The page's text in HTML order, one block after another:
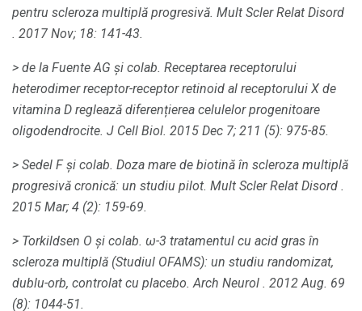
pentru scleroza multiplă progresivă. Mult Scler Relat Disord
. 2017 Nov; 18: 141-43.
> de la Fuente AG și colab. Receptarea receptorului
heterodimer receptor-receptor retinoid al receptorului X de
vitamina D reglează diferențierea celulelor progenitoare
oligodendrocite. J Cell Biol. 2015 Dec 7; 211 (5): 975-85.
> Sedel F și colab. Doza mare de biotină în scleroza multiplă
progresivă cronică: un studiu pilot. Mult Scler Relat Disord .
2015 Mar; 4 (2): 159-69.
> Torkildsen O și colab. ω-3 tratamentul cu acid gras în
scleroza multiplă (Studiul OFAMS): un studiu randomizat,
dublu-orb, controlat cu placebo. Arch Neurol . 2012 Aug. 69
(8): 1044-51.